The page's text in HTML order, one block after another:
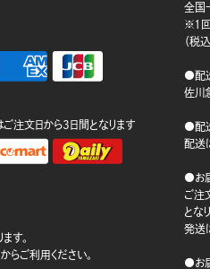
注文日から3日間となります
す。
らご利用ください。
全国
※1回
（税
●配
佐川
●配
配送
●お
ご注
とな
発送
●お